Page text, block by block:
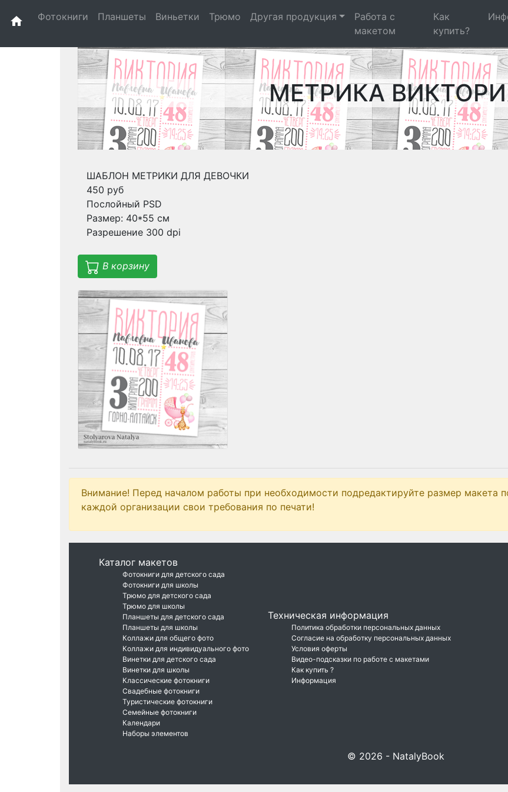
home Фотокниги Планшеты Виньетки Трюмо Другая продукция
Работа с
макетом
Как
купить?
МЕТРИКА
ШАБЛОН МЕТРИКИ ДЛЯ ДЕВОЧКИ
450 руб
Послойный PSD
Размер: 40*55 см
Разрешение 300 dpi
В корзину
Внимание! Перед началом работы при необходимости подредактируйте размер макета
каждой организации свои требования по печати!
Каталог макетов
Фотокниги для детского сада
Фотокниги для школы
Трюмо для детского сада
Трюмо для школы
Планшеты для детского сада
Планшеты для школы
Коллажи для общего фото
Коллажи для индивидуального фото
Винетки для детского сада
Винетки для школы
Классические фотокниги
Свадебные фотокниги
Туристические фотокниги
Семейные фотокниги
Календари
Наборы элементов
Техническая информация
Политика обработки персональных данных
Согласие на обработку персональных данных
Условия оферты
Видео-подсказки по работе с макетами
Как купить ?
Информация
© 2026 - NatalyBook